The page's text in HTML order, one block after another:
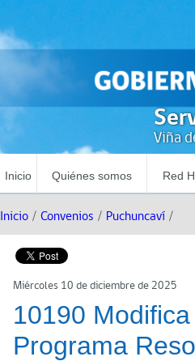
Viña
Inicio Quiénes somos Red
Inicio / Convenios / Puchuncaví /
Miércoles 10 de diciembre de 2025
10190
Programa